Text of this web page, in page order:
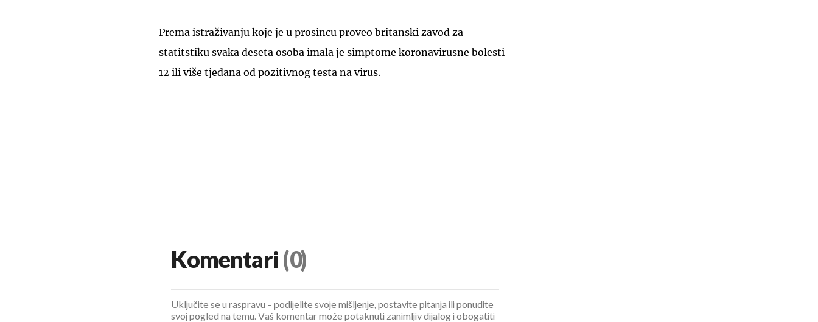
Prema istraživanju koje je u prosincu proveo britanski zavod za
statitstiku svaka deseta osoba imala je simptome koronavirusne bolesti
12 ili više tjedana od pozitivnog testa na virus.
Komentari (0)
Uključite se u raspravu – podijelite svoje mišljenje, postavite pitanja ili ponudite
svoj pogled na temu. Vaš komentar može potaknuti zanimljiv dijalog i obogatiti